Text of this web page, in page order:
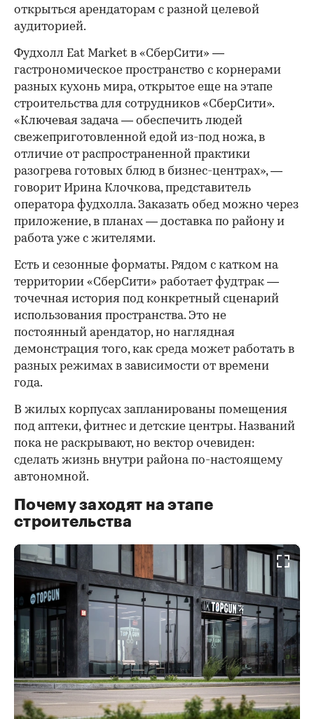
открыться арендаторам с разной целевой
аудиторией.
Фудхолл Eat Market в «СберСити» —
гастрономическое пространство с корнерами
разных кухонь мира, открытое еще на этапе
строительства для сотрудников «СберСити».
«Ключевая задача — обеспечить людей
свежеприготовленной едой из-под ножа, в
отличие от распространенной практики
разогрева готовых блюд в бизнес-центрах», —
говорит Ирина Клочкова, представитель
оператора фудхолла. Заказать обед можно через
приложение, в планах — доставка по району и
работа уже с жителями.
Есть и сезонные форматы. Рядом с катком на
территории «СберСити» работает фудтрак —
точечная история под конкретный сценарий
использования пространства. Это не
постоянный арендатор, но наглядная
демонстрация того, как среда может работать в
разных режимах в зависимости от времени
года.
В жилых корпусах запланированы помещения
под аптеки, фитнес и детские центры. Названий
пока не раскрывают, но вектор очевиден:
сделать жизнь внутри района по-настоящему
автономной.
Почему заходят на этапе
строительства